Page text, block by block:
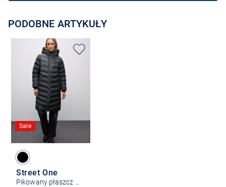
PODOBNE ARTYKUŁY
Sale
Street One
Pikowany płaszcz damski